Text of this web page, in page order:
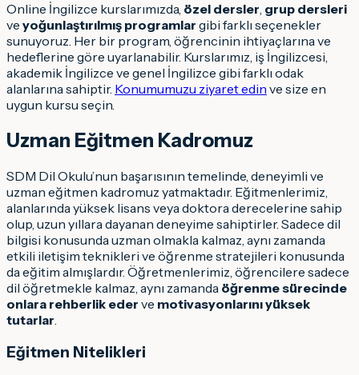
Online İngilizce kurslarımızda, özel dersler, grup dersleri
ve yoğunlaştırılmış programlar gibi farklı seçenekler
sunuyoruz. Her bir program, öğrencinin ihtiyaçlarına ve
hedeflerine göre uyarlanabilir. Kurslarımız, iş İngilizcesi,
akademik İngilizce ve genel İngilizce gibi farklı odak
alanlarına sahiptir. Konumumuzu ziyaret edin ve size en
uygun kursu seçin.
Uzman Eğitmen Kadromuz
SDM Dil Okulu’nun başarısının temelinde, deneyimli ve
uzman eğitmen kadromuz yatmaktadır. Eğitmenlerimiz,
alanlarında yüksek lisans veya doktora derecelerine sahip
olup, uzun yıllara dayanan deneyime sahiptirler. Sadece dil
bilgisi konusunda uzman olmakla kalmaz, aynı zamanda
etkili iletişim teknikleri ve öğrenme stratejileri konusunda
da eğitim almışlardır. Öğretmenlerimiz, öğrencilere sadece
dil öğretmekle kalmaz, aynı zamanda öğrenme sürecinde
onlara rehberlik eder ve motivasyonlarını yüksek
tutarlar.
Eğitmen Nitelikleri